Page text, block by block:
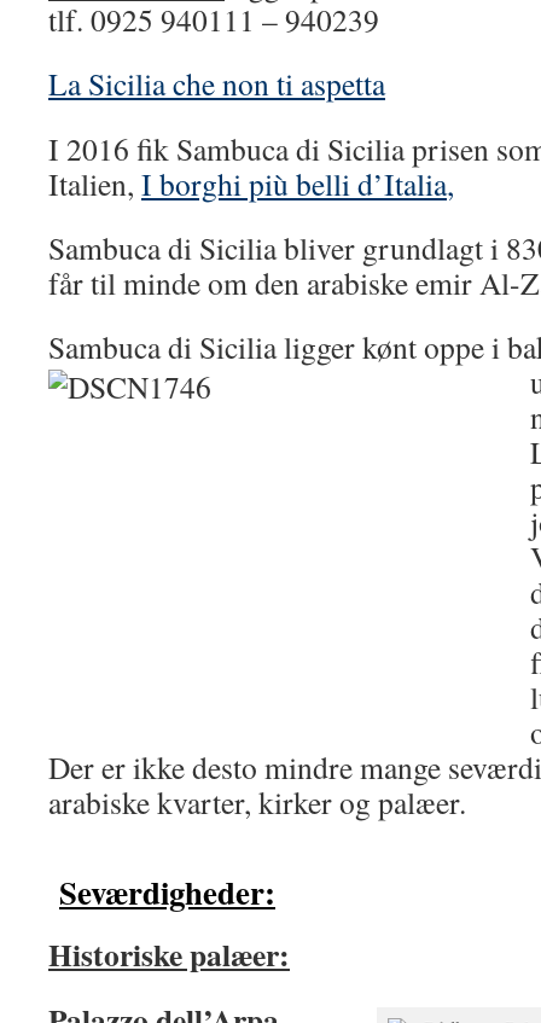
tlf. 0925 940111 – 940239
La Sicilia che non ti aspetta
I 2016 fik Sambuca di Sicilia prisen
Italien, I borghi più belli d’Italia,
Sambuca di Sicilia bliver grundlagt i
får til minde om den arabiske emir Al-
Sambuca di Sicilia ligger kønt oppe i
Der er ikke desto mindre mange
arabiske kvarter, kirker og palæer.
Seværdigheder:
Historiske palæer: